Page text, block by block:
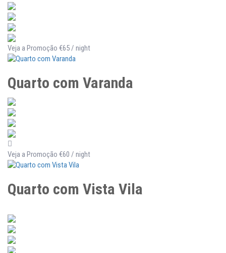
Veja a Promoção €65 / night
Quarto com Varanda
Veja a Promoção €60 / night
Quarto com Vista Vila